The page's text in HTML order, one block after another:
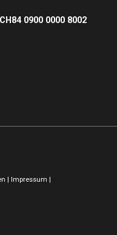
0900 0000 8002
| Impressum |